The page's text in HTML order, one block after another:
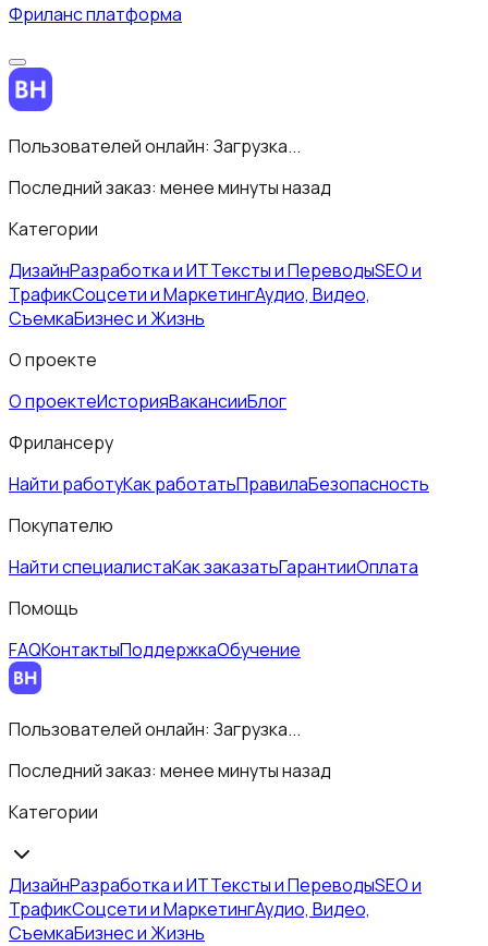
Фриланс платформа
Пользователей онлайн: Загрузка...
Последний заказ: менее минуты назад
Категории
ДизайнРазработка и ИТТексты и ПереводыSEO и
ТрафикСоцсети и МаркетингАудио, Видео,
СъемкаБизнес и Жизнь
О проекте
О проектеИсторияВакансииБлог
Фрилансеру
Найти работуКак работатьПравилаБезопасность
Покупателю
Найти специалистаКак заказатьГарантииОплата
Помощь
FAQКонтактыПоддержкаОбучение
Пользователей онлайн: Загрузка...
Последний заказ: менее минуты назад
Категории
ДизайнРазработка и ИТТексты и ПереводыSEO и
ТрафикСоцсети и МаркетингАудио, Видео,
СъемкаБизнес и Жизнь